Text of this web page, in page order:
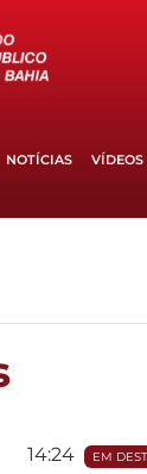
NOTÍCIAS VÍDEOS
14:24 EM